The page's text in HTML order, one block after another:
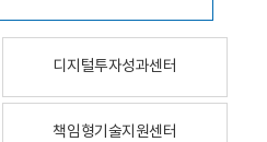
디지털투자성과센터
책임형기술지원센터